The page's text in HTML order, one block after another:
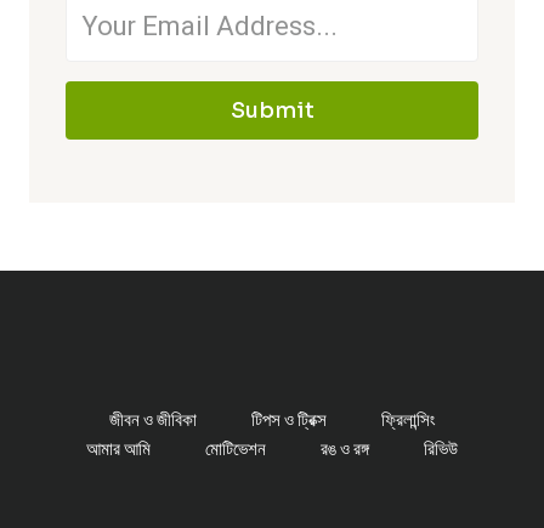
Submit
জীবন ও জীবিকা টিপস ও ট্রিক্স
ফ্রিলান্সিং
আমার আমি
মোটিভেশন রঙ ও রঙ্গ রিভিউ